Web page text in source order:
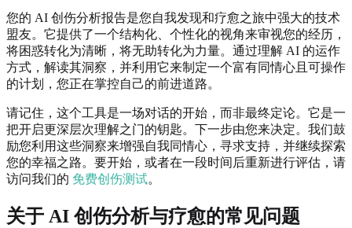
您的 AI 创伤分析报告是您自我发现和疗愈之旅中强大的技术
盟友。它提供了一个结构化、个性化的视角来审视您的经历，
将困惑转化为清晰，将无助转化为力量。通过理解 AI 的运作
方式，解读其洞察，并利用它来制定一个富有同情心且可操作
的计划，您正在掌控自己的前进道路。
请记住，这个工具是一场对话的开始，而非最终定论。它是一
把开启更深层次理解之门的钥匙。下一步由您来决定。我们鼓
励您利用这些洞察来增强自我同情心，寻求支持，并继续探索
您的幸福之路。要开始，或者在一段时间后重新进行评估，请
访问我们的 免费创伤测试。
关于 AI 创伤分析与疗愈的常见问题